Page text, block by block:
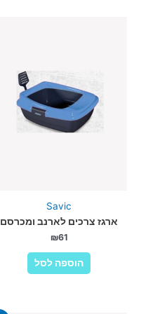
Savic
ארגז צרכים לארנב ומכרסם
₪61
הוספה לסל